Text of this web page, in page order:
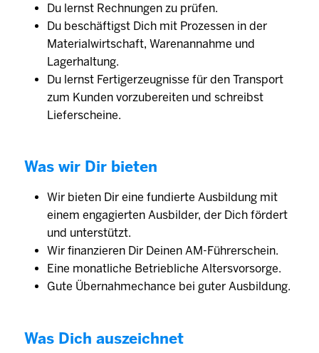
Du lernst Rechnungen zu prüfen.
Du beschäftigst Dich mit Prozessen in der
Materialwirtschaft, Warenannahme und
Lagerhaltung.
Du lernst Fertigerzeugnisse für den Transport
zum Kunden vorzubereiten und schreibst
Lieferscheine.
Was wir Dir bieten
Wir bieten Dir eine fundierte Ausbildung mit
einem engagierten Ausbilder, der Dich fördert
und unterstützt.
Wir finanzieren Dir Deinen AM-Führerschein.
Eine monatliche Betriebliche Altersvorsorge.
Gute Übernahmechance bei guter Ausbildung.
Was Dich auszeichnet